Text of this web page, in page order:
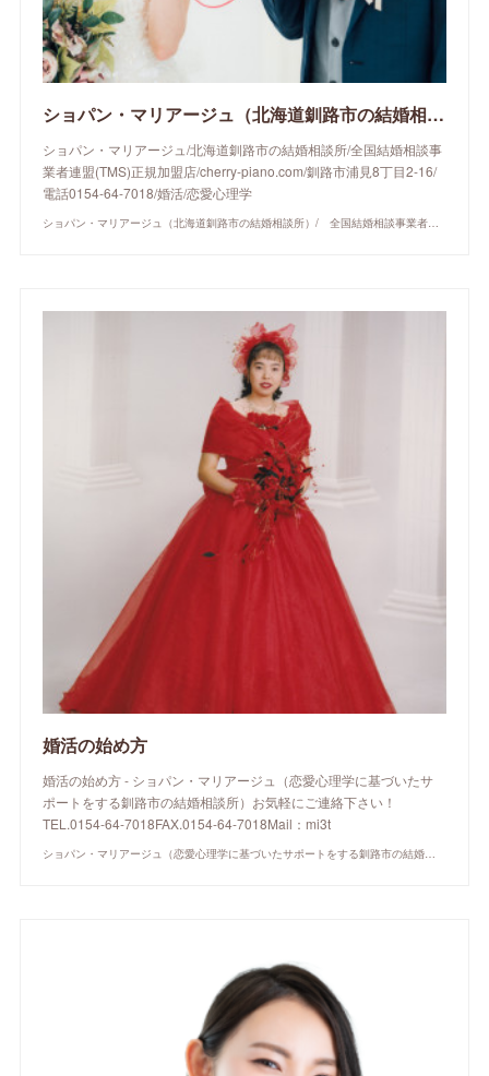
ショパン・マリアージュ（北海道釧路市の結婚相談所）/ 全国結婚相談事業者連盟正規加盟店 / cherry-piano.com
ショパン・マリアージュ/北海道釧路市の結婚相談所/全国結婚相談事
業者連盟(TMS)正規加盟店/cherry-piano.com/釧路市浦見8丁目2-16/
電話0154-64-7018/婚活/恋愛心理学
婚活の始め方
婚活の始め方 - ショパン・マリアージュ（恋愛心理学に基づいたサ
ポートをする釧路市の結婚相談所）お気軽にご連絡下さい！
TEL.0154-64-7018FAX.0154-64-7018Mail：mi3t
ショパン・マリアージュ（恋愛心理学に基づいたサポートをする釧路市の結婚相談所）/ 全国結婚相談事業者連盟正規加盟店 / cherry-piano.com